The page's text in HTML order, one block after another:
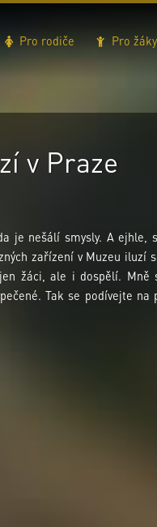
Pro rodiče Pro žáky
v Praze
je nešálí smysly. A ejhle,
zařízení v Muzeu iluzí
žáci, ale i dospělí. Mně
Tak se podívejte na